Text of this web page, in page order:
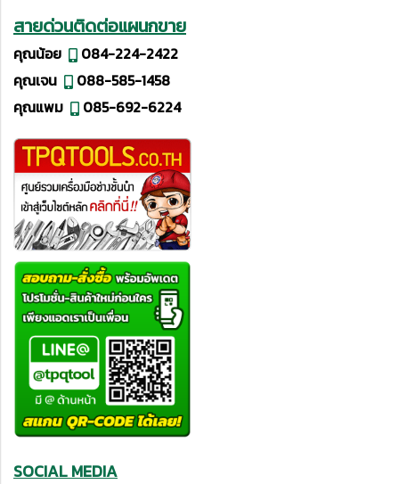
สายด่วนติดต่อแผนกขาย
คุณน้อย
084-224-2422
คุณเจน
088-585-1458
คุณแพม
085-692-6224
SOCIAL MEDIA